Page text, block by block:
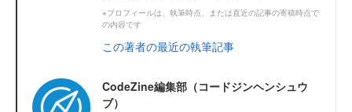
※プロフィールは、執筆時点、または直近の記事の寄稿時点で
の内容です
この著者の最近の執筆記事
CodeZine編集部（コードジンヘンシュウ
ブ）